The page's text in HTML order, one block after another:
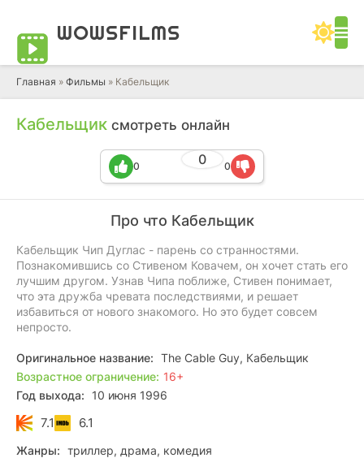
WOWSFILMS
Главная » Фильмы » Кабельщик
Кабельщик смотреть онлайн
0
0 0
Про что Кабельщик
Кабельщик Чип Дуглас - парень со странностями.
Познакомившись со Стивеном Ковачем, он хочет стать его
лучшим другом. Узнав Чипа поближе, Стивен понимает,
что эта дружба чревата последствиями, и решает
избавиться от нового знакомого. Но это будет совсем
непросто.
Оригинальное название: The Cable Guy, Кабельщик
Возрастное ограничение: 16+
Год выхода:
10 июня 1996
7.1 6.1
Жанры: триллер, драма, комедия